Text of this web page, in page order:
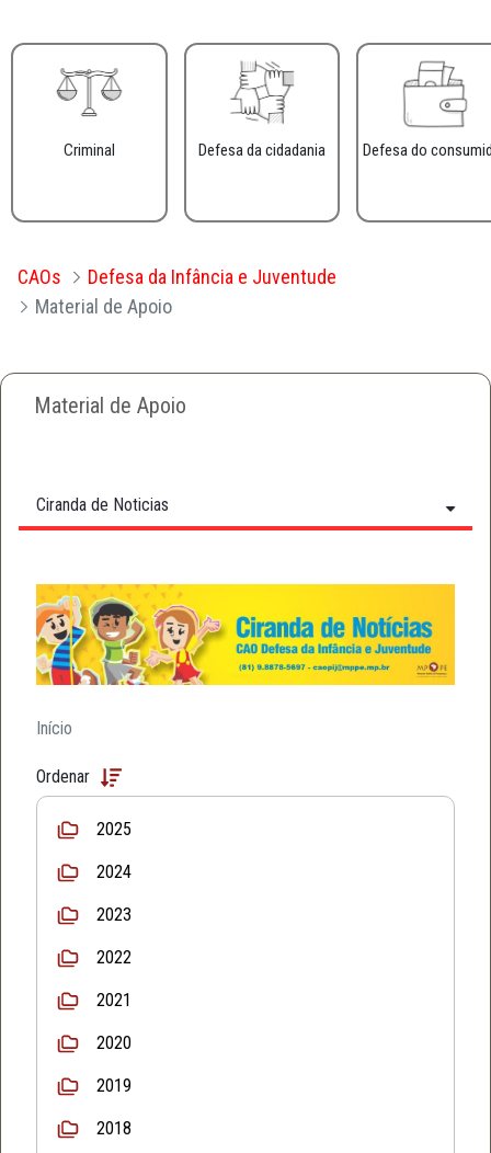
Criminal Defesa da cidadania Defesa do
CAOs
Defesa da Infância e Juventude
Material de Apoio
Material de Apoio
Ciranda de Noticias
Início
Ordenar
2025
2024
2023
2022
2021
2020
2019
2018